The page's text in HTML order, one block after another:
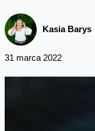
Kasia Barys
31 marca 2022